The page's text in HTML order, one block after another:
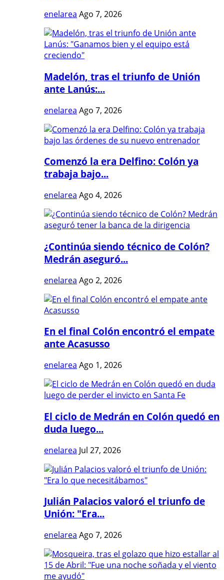
enelarea Ago 7, 2026
Madelón, tras el triunfo de Unión
ante Lanús:...
enelarea Ago 7, 2026
Comenzó la era Delfino: Colón ya
trabaja bajo...
enelarea Ago 4, 2026
¿Continúa siendo técnico de Colón?
Medrán aseguró...
enelarea Ago 2, 2026
En el final Colón encontró el empate
ante Acasusso
enelarea Ago 1, 2026
El ciclo de Medrán en Colón quedó en
duda luego...
enelarea Jul 27, 2026
Julián Palacios valoró el triunfo de
Unión: "Era...
enelarea Ago 7, 2026